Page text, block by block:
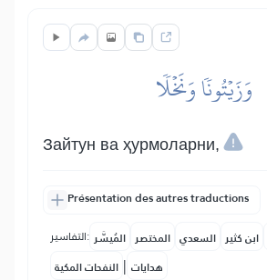
وَزَيۡتُونٗا وَنَخۡلٗا
Зайтун ва ҳурмоларни,
Présentation des autres traductions
التفاسير: المُيسَّر المختصر السعدي ابن كثير
النفحات المكية | هدايات